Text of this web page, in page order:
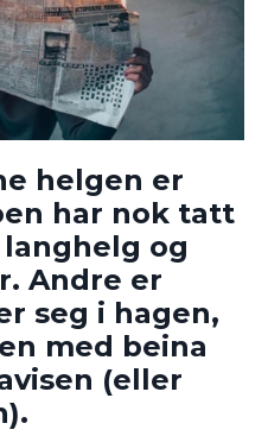
helgen er
har nok tatt
og
Andre er
seg i hagen,
med beina
(eller